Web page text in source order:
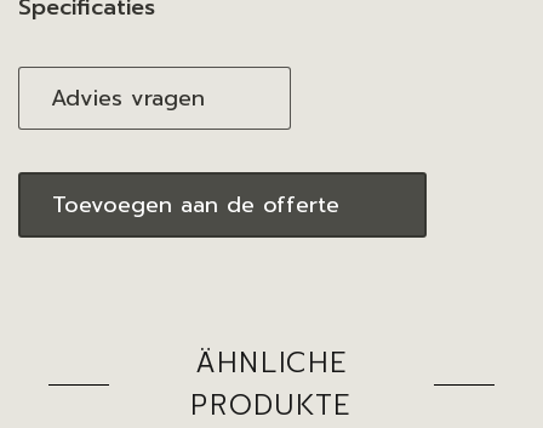
Specificaties
Advies vragen
Toevoegen aan de offerte
ÄHNLICHE
PRODUKTE